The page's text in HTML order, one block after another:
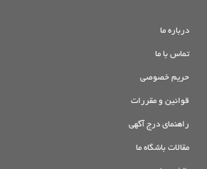
درباره ما
تماس با ما
حریم خصوصی
قوانین و مقررات
راهنمای درج آگهی
مقالات باشگاه ما